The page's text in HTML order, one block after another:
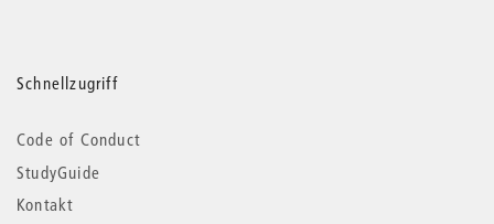
Schnellzugriff
Code of Conduct
StudyGuide
Kontakt